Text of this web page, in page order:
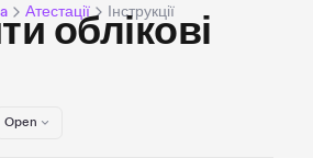
Атестації Інструкції
облікові
Open